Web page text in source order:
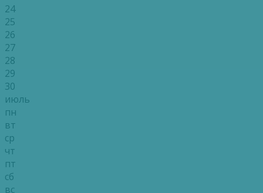
24
25
26
27
28
29
30
июль
пн
вт
ср
чт
пт
сб
вс